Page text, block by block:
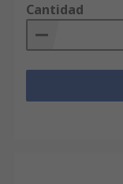
Cantidad